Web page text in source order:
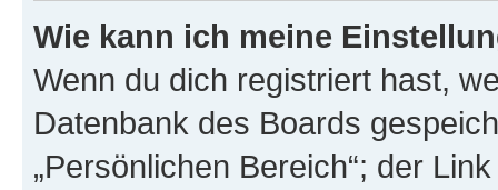
Wie kann ich meine
Wenn du dich registriert hast,
Datenbank des Boards
„Persönlichen Bereich“; der